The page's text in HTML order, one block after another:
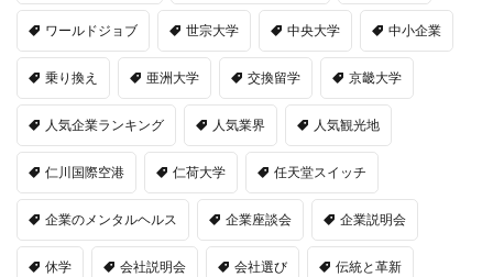
ワールドジョブ 世宗大学 中央大学 中小企業
乗り換え 亜洲大学 交換留学 京畿大学
人気企業ランキング 人気業界 人気観光地
仁川国際空港 仁荷大学 任天堂スイッチ
企業のメンタルヘルス 企業座談会 企業説明会
休学 会社説明会 会社選び 伝統と革新